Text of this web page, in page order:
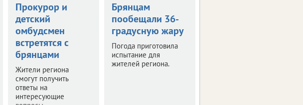
Прокурор и
детский
омбудсмен
встретятся с
брянцами
Жители региона
смогут получить
ответы на
интересующие
Брянцам
пообещали 36-
градусную жару
Погода приготовила
испытание для
жителей региона.